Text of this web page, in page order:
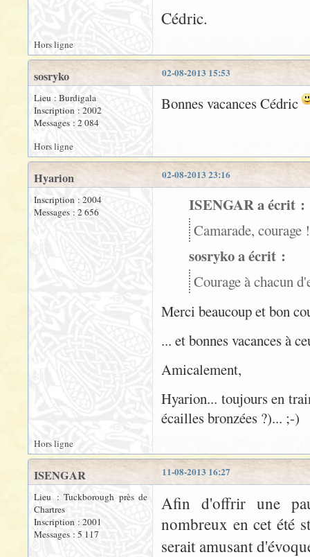
Cédric.
Hors ligne
02-08-2013 15:53
sosryko
Lieu : Burdigala
Inscription : 2002
Messages : 2 084
Bonnes vacances Cédric
Hors ligne
02-08-2013 23:16
Hyarion
Inscription : 2004
Messages : 2 656
ISENGAR a écrit :
Camarade, courage
sosryko a écrit :
Courage à chacun
Merci beaucoup et bon
... et bonnes vacances à
Amicalement,
Hyarion... toujours en
écailles bronzées ?)... ;-)
Hors ligne
11-08-2013 16:27
ISENGAR
Lieu : Tuckborough près de
Chartres
Inscription : 2001
Messages : 5 117
Afin d'offrir une
nombreux en cet été
serait amusant